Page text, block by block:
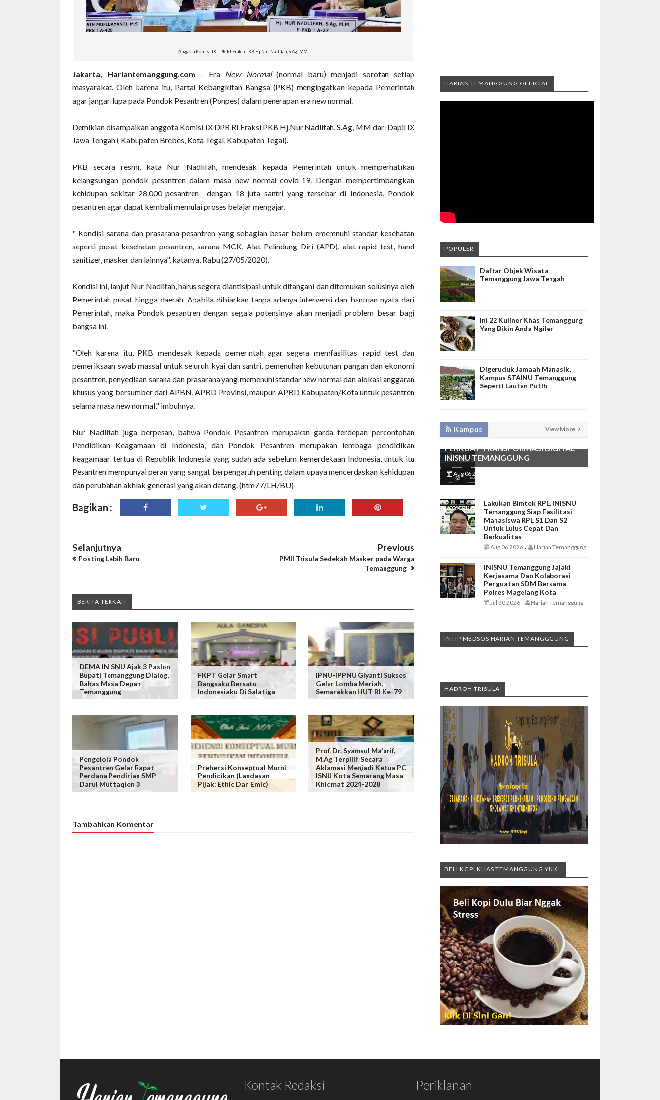
Anggota Komisi IX DPR RI Fraksi PKB Hj.Nur Nadlifah, S.Ag, MM
Jakarta, Hariantemanggung.com - Era New Normal (normal baru) menjadi sorotan setiap
masyarakat. Oleh karena itu, Partai Kebangkitan Bangsa (PKB) mengingatkan kepada Pemerintah
agar jangan lupa pada Pondok Pesantren (Ponpes) dalam penerapan era new normal.
Demikian disampaikan anggota Komisi IX DPR RI Fraksi PKB Hj.Nur Nadlifah, S.Ag, MM dari Dapil IX
Jawa Tengah ( Kabupaten Brebes, Kota Tegal, Kabupaten Tegal).
PKB secara resmi, kata Nur Nadlifah, mendesak kepada Pemerintah untuk memperhatikan
kelangsungan pondok pesantren dalam masa new normal covid-19. Dengan mempertimbangkan
kehidupan sekitar 28.000 pesantren dengan 18 juta santri yang tersebar di Indonesia, Pondok
pesantren agar dapat kembali memulai proses belajar mengajar.
" Kondisi sarana dan prasarana pesantren yang sebagian besar belum ememnuhi standar kesehatan
seperti pusat kesehatan pesantren, sarana MCK, Alat Pelindung Diri (APD), alat rapid test, hand
sanitizer, masker dan lainnya", katanya, Rabu (27/05/2020).
Kondisi ini, lanjut Nur Nadlifah, harus segera diantisipasi untuk ditangani dan ditemukan solusinya oleh
Pemerintah pusat hingga daerah. Apabila dibiarkan tanpa adanya intervensi dan bantuan nyata dari
Pemerintah, maka Pondok pesantren dengan segala potensinya akan menjadi problem besar bagi
bangsa ini.
"Oleh karena itu, PKB mendesak kepada pemerintah agar segera memfasilitasi rapid test dan
pemeriksaan swab massal untuk seluruh kyai dan santri, pemenuhan kebutuhan pangan dan ekonomi
pesantren, penyediaan sarana dan prasarana yang memenuhi standar new normal dan alokasi anggaran
khusus yang bersumber dari APBN, APBD Provinsi, maupun APBD Kabupaten/Kota untuk pesantren
selama masa new normal," imbuhnya.
Nur Nadlifah juga berpesan, bahwa Pondok Pesantren merupakan garda terdepan percontohan
Pendidikan Keagamaan di Indonesia, dan Pondok Pesantren merupakan lembaga pendidikan
keagamaan tertua di Republik Indonesia yang sudah ada sebelum kemerdekaan Indonesia, untuk itu
Pesantren mempunyai peran yang sangat berpengaruh penting dalam upaya mencerdaskan kehidupan
dan perubahan akhlak generasi yang akan datang. (htm77/LH/BU)
Bagikan :
Selanjutnya
Posting Lebih Baru
Previous
PMII Trisula Sedekah Masker pada Warga
Temanggung
BERITA TERKAIT
DEMA INISNU Ajak 3 Paslon
Bupati Temanggung Dialog,
Bahas Masa Depan
Temanggung
FKPT Gelar Smart
Bangsaku Bersatu
Indonesiaku Di Salatiga
IPNU-IPPNU Giyanti Sukses
Gelar Lomba Meriah,
Semarakkan HUT RI Ke-79
Pengelola Pondok
Pesantren Gelar Rapat
Perdana Pendirian SMP
Darul Muttaqien 3
Prehensi Konseptual Murni
Pendidikan (Landasan
Pijak: Ethic Dan Emic)
Prof. Dr. Syamsul Ma'arif,
M.Ag Terpilih Secara
Aklamasi Menjadi Ketua PC
ISNU Kota Semarang Masa
Khidmat 2024-2028
Tambahkan Komentar
HARIAN TEMANGGUNG OFFICIAL
POPULER
Daftar Objek Wisata
Temanggung Jawa Tengah
Ini 22 Kuliner Khas Temanggung
Yang Bikin Anda Ngiler
Digeruduk Jamaah Manasik,
Kampus STAINU Temanggung
Seperti Lautan Putih
Kampus View More
KEMBANGKAN SIM LAYANAN,
HADIRKAN TIM SEVIMA UNTUK
PERKUAT TRANSFORMASI DIGITAL
INISNU TEMANGGUNG
Aug 06 2026 -
Lakukan Bimtek RPL, INISNU
Temanggung Siap Fasilitasi
Mahasiswa RPL S1 Dan S2
Untuk Lulus Cepat Dan
Berkualitas
Aug 06 2026 - Harian Temanggung
INISNU Temanggung Jajaki
Kerjasama Dan Kolaborasi
Penguatan SDM Bersama
Polres Magelang Kota
Jul 30 2026 - Harian Temanggung
INTIP MEDSOS HARIAN TEMANGGGUNG
HADROH TRISULA
BELI KOPI KHAS TEMANGGUNG YUK!
Kontak Redaksi Periklanan